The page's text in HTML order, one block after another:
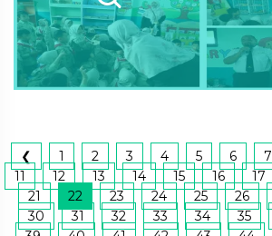
❮ 1 2 3 4 5 6 7
11
12 13 14 15 16 17
21
22 23 24 25 26
30
31 32 33 34 35